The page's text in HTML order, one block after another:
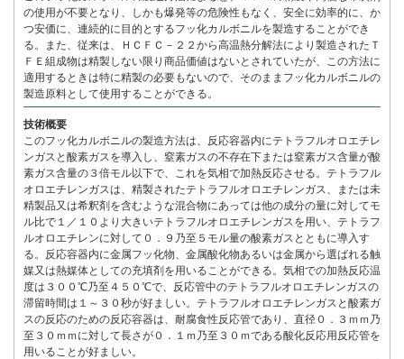
の使用が不要となり、しかも爆発等の危険性もなく、安全に効率的に、か
つ安価に、連続的に目的とするフッ化カルボニルを製造することができ
る。また、従来は、ＨＣＦＣ－２２から高温熱分解法により製造されたＴ
ＦＥ組成物は精製しない限り商品価値はないとされていたが、この方法に
適用するときは特に精製の必要もないので、そのままフッ化カルボニルの
製造原料として使用することができる。
技術概要
このフッ化カルボニルの製造方法は、反応容器内にテトラフルオロエチレ
ンガスと酸素ガスを導入し、窒素ガスの不存在下または窒素ガス含量が酸
素ガス含量の３倍モル以下で、これを気相で加熱反応させる。テトラフル
オロエチレンガスは、精製されたテトラフルオロエチレンガス、または未
精製品又は希釈剤を含むような混合物にあっては他の成分の量に対してモ
ル比で１／１０より大きいテトラフルオロエチレンガスを用い、テトラフ
ルオロエチレンに対して０．９乃至５モル量の酸素ガスとともに導入す
る。反応容器内に金属フッ化物、金属酸化物あるいは金属から選ばれる触
媒又は熱媒体としての充填剤を用いることができる。気相での加熱反応温
度は３００℃乃至４５０℃で、反応管中のテトラフルオロエチレンガスの
滞留時間は１～３０秒が好ましい。テトラフルオロエチレンガスと酸素ガ
スの反応のための反応容器は、耐腐食性反応管であり、直径０．３ｍｍ乃
至３０ｍｍに対して長さが０．１ｍ乃至３０ｍである酸化反応用反応管を
用いることが好ましい。